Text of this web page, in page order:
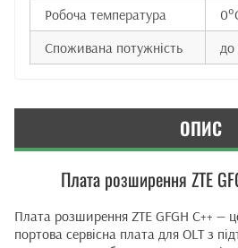
Робоча температура
Споживана потужність
до
ОПИС
Плата розширення ZTE
Плата розширення ZTE GFGH C++ —
портова сервісна плата для OLT з